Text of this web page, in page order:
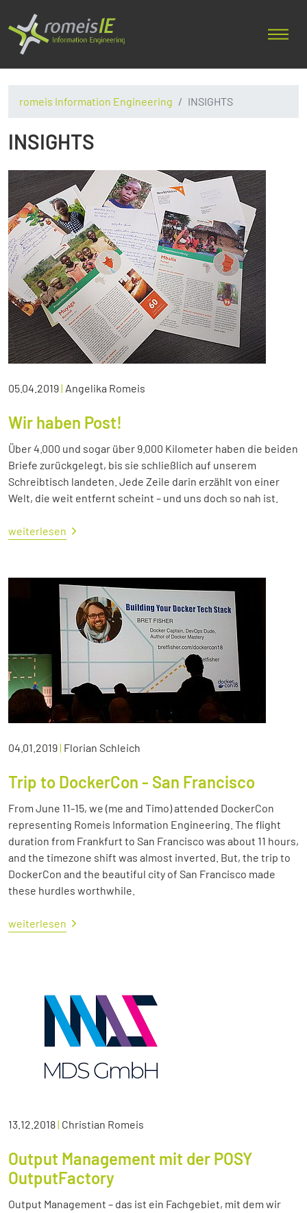
romeis Information Engineering INSIGHTS
INSIGHTS
05.04.2019| Angelika Romeis
Wir haben Post!
Über 4.000 und sogar über 9.000 Kilometer haben die beiden
Briefe zurückgelegt, bis sie schließlich auf unserem
Schreibtisch landeten. Jede Zeile darin erzählt von einer
Welt, die weit entfernt scheint – und uns doch so nah ist.
weiterlesen
04.01.2019| Florian Schleich
Trip to DockerCon - San Francisco
From June 11-15, we (me and Timo) attended DockerCon
representing Romeis Information Engineering. The flight
duration from Frankfurt to San Francisco was about 11 hours,
and the timezone shift was almost inverted. But, the trip to
DockerCon and the beautiful city of San Francisco made
these hurdles worthwhile.
weiterlesen
13.12.2018| Christian Romeis
Output Management mit der POSY
OutputFactory
Output Management – das ist ein Fachgebiet, mit dem wir